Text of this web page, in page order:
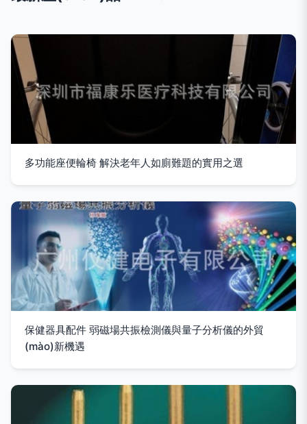
多功能座便輪椅 解決老年人如廁難題的實用之選
保健器具配件 弱磁場共振檢測儀與量子分析儀的外貿
(mào)新機遇